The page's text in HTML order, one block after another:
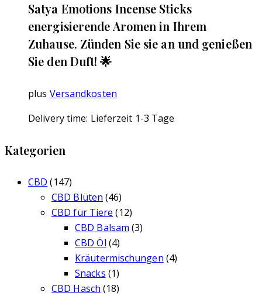
Satya Emotions Incense Sticks
energisierende Aromen in Ihrem
Zuhause. Zünden Sie sie an und genießen
Sie den Duft! 🌟
plus Versandkosten
Delivery time: Lieferzeit 1-3 Tage
Kategorien
CBD (147)
CBD Blüten (46)
CBD für Tiere (12)
CBD Balsam (3)
CBD Öl (4)
Kräutermischungen (4)
Snacks (1)
CBD Hasch (18)